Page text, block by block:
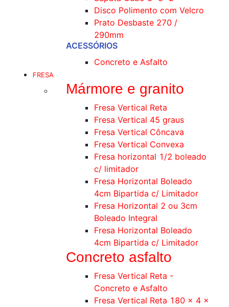
Disco Polimento com Velcro
Prato Desbaste 270 /
290mm
ACESSÓRIOS
Concreto e Asfalto
FRESA
Mármore e granito
Fresa Vertical Reta
Fresa Vertical 45 graus
Fresa Vertical Côncava
Fresa Vertical Convexa
Fresa horizontal 1/2 boleado
c/ limitador
Fresa Horizontal Boleado
4cm Bipartida c/ Limitador
Fresa Horizontal 2 ou 3cm
Boleado Integral
Fresa Horizontal Boleado
4cm Bipartida c/ Limitador
Concreto asfalto
Fresa Vertical Reta -
Concreto e Asfalto
Fresa Vertical Reta 180 x 4 x